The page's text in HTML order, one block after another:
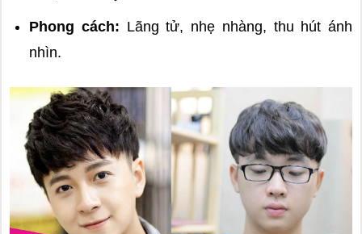
Phong cách: Lãng tử, nhẹ nhàng, thu hút ánh
nhìn.